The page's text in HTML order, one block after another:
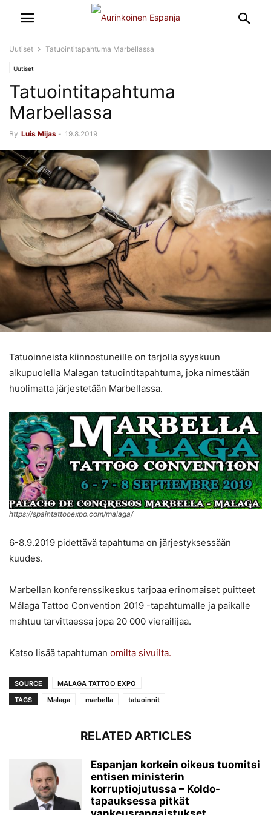
Uutiset Tatuointitapahtuma Marbellassa
Uutiset
Tatuointitapahtuma
Marbellassa
By Luis Mijas - 19.8.2019
Tatuoinneista kiinnostuneille on tarjolla syyskuun
alkupuolella Malagan tatuointitapahtuma, joka nimestään
huolimatta järjestetään Marbellassa.
https://spaintattooexpo.com/malaga/
6-8.9.2019 pidettävä tapahtuma on järjestyksessään
kuudes.
Marbellan konferenssikeskus tarjoaa erinomaiset puitteet
Málaga Tattoo Convention 2019 -tapahtumalle ja paikalle
mahtuu tarvittaessa jopa 20 000 vierailijaa.
Katso lisää tapahtuman omilta sivuilta.
SOURCE
MALAGA TATTOO EXPO
TAGS
Malaga marbella tatuoinnit
RELATED ARTICLES
Espanjan korkein oikeus tuomitsi
entisen ministerin
korruptiojutussa – Koldo-
tapauksessa pitkät